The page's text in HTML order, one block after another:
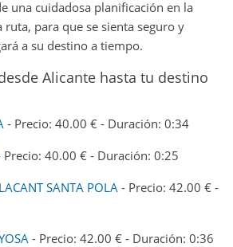
una cuidadosa planificación en la
ruta, para que se sienta seguro y
a su destino a tiempo.
Alicante hasta tu destino
- Precio: 40.00 € - Duración: 0:34
40.00 € - Duración: 0:25
SANTA POLA - Precio: 42.00 € -
- Precio: 42.00 € - Duración: 0:36